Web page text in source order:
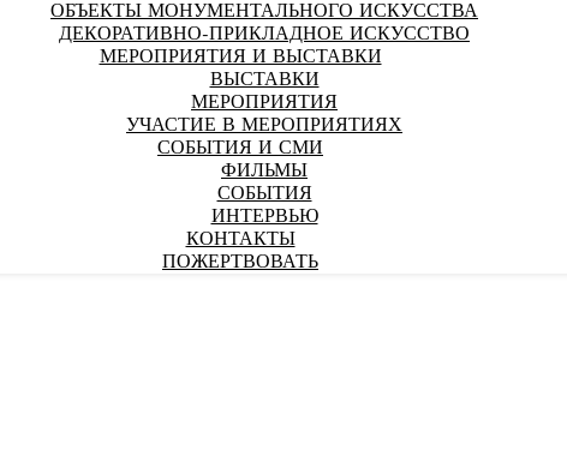
ОБЪЕКТЫ МОНУМЕНТАЛЬНОГО ИСКУССТВА
ДЕКОРАТИВНО-ПРИКЛАДНОЕ ИСКУССТВО
МЕРОПРИЯТИЯ И ВЫСТАВКИ
ВЫСТАВКИ
МЕРОПРИЯТИЯ
УЧАСТИЕ В МЕРОПРИЯТИЯХ
СОБЫТИЯ И СМИ
ФИЛЬМЫ
СОБЫТИЯ
ИНТЕРВЬЮ
КОНТАКТЫ
ПОЖЕРТВОВАТЬ